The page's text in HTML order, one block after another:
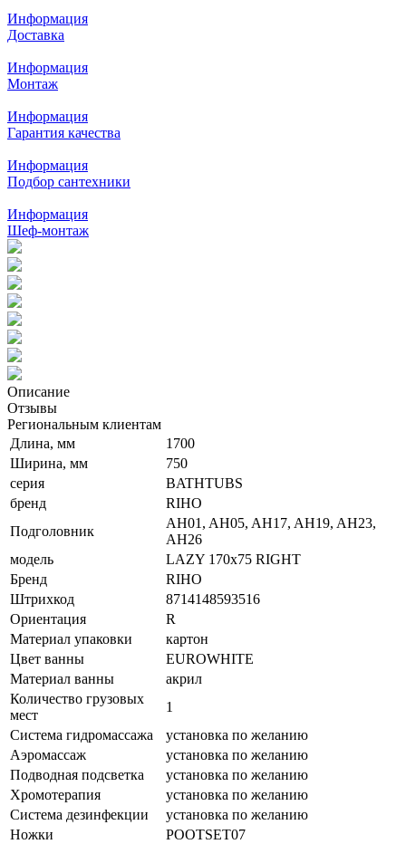
Информация
Доставка
Информация
Монтаж
Информация
Гарантия качества
Информация
Подбор сантехники
Информация
Шеф-монтаж
Описание
Отзывы
Региональным клиентам
Длина, мм
1700
Ширина, мм
750
серия
BATHTUBS
бренд
RIHO
Подголовник
AH01, AH05, AH17, AH19, AH23,
AH26
модель
LAZY 170x75 RIGHT
Бренд
RIHO
Штрихкод
8714148593516
Ориентация
R
Материал упаковки
картон
Цвет ванны
EUROWHITE
Материал ванны
акрил
Количество грузовых
мест
1
Система гидромассажа
установка по желанию
Аэромассаж
установка по желанию
Подводная подсветка
установка по желанию
Хромотерапия
установка по желанию
Система дезинфекции
установка по желанию
Ножки
POOTSET07